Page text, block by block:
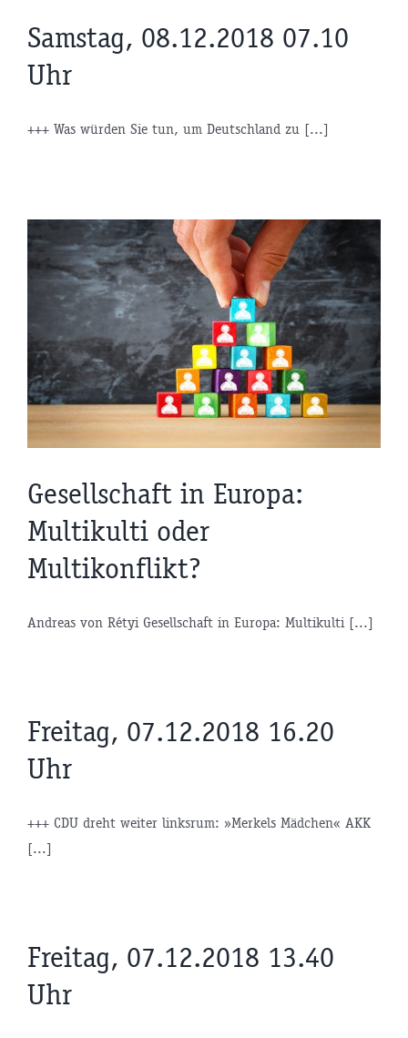
Samstag, 08.12.2018 07.10
Uhr
+++ Was würden Sie tun, um Deutschland zu [...]
Gesellschaft in Europa:
Multikulti oder
Multikonflikt?
Andreas von Rétyi Gesellschaft in Europa: Multikulti [...]
Freitag, 07.12.2018 16.20
Uhr
+++ CDU dreht weiter linksrum: »Merkels Mädchen« AKK
[...]
Freitag, 07.12.2018 13.40
Uhr